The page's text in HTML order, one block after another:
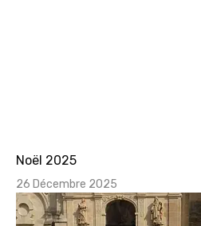
Noël 2025
26 Décembre 2025